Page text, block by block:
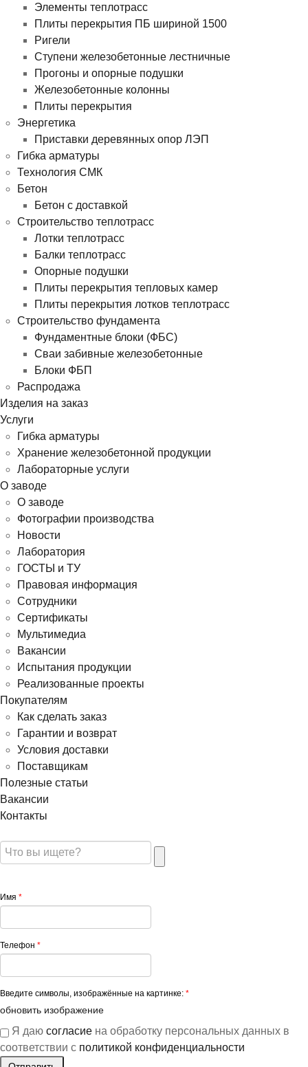
Элементы теплотрасс
Плиты перекрытия ПБ шириной 1500
Ригели
Ступени железобетонные лестничные
Прогоны и опорные подушки
Железобетонные колонны
Плиты перекрытия
Энергетика
Приставки деревянных опор ЛЭП
Гибка арматуры
Технология СМК
Бетон
Бетон с доставкой
Строительство теплотрасс
Лотки теплотрасс
Балки теплотрасс
Опорные подушки
Плиты перекрытия тепловых камер
Плиты перекрытия лотков теплотрасс
Строительство фундамента
Фундаментные блоки (ФБС)
Сваи забивные железобетонные
Блоки ФБП
Распродажа
Изделия на заказ
Услуги
Гибка арматуры
Хранение железобетонной продукции
Лабораторные услуги
О заводе
О заводе
Фотографии производства
Новости
Лаборатория
ГОСТЫ и ТУ
Правовая информация
Сотрудники
Сертификаты
Мультимедиа
Вакансии
Испытания продукции
Реализованные проекты
Покупателям
Как сделать заказ
Гарантии и возврат
Условия доставки
Поставщикам
Полезные статьи
Вакансии
Контакты
Имя *
Телефон *
Введите символы, изображённые на картинке: *
обновить изображение
Я даю согласие на обработку персональных данных в
соответствии с политикой конфиденциальности